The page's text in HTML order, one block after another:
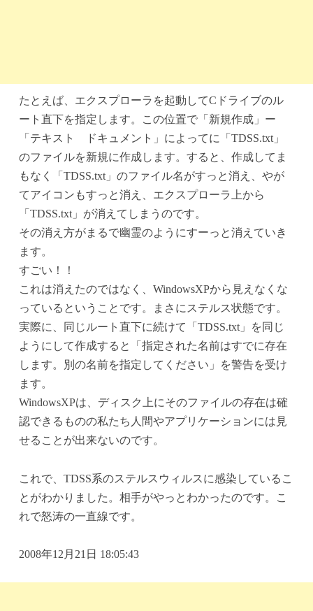
たとえば、エクスプローラを起動してCドライブのル
ート直下を指定します。この位置で「新規作成」ー
「テキスト ドキュメント」によってに「TDSS.txt」
のファイルを新規に作成します。すると、作成してま
もなく「TDSS.txt」のファイル名がすっと消え、やが
てアイコンもすっと消え、エクスプローラ上から
「TDSS.txt」が消えてしまうのです。
その消え方がまるで幽霊のようにすーっと消えていき
ます。
すごい！！
これは消えたのではなく、WindowsXPから見えなくな
っているということです。まさにステルス状態です。
実際に、同じルート直下に続けて「TDSS.txt」を同じ
ようにして作成すると「指定された名前はすでに存在
します。別の名前を指定してください」を警告を受け
ます。
WindowsXPは、ディスク上にそのファイルの存在は確
認できるものの私たち人間やアプリケーションには見
せることが出来ないのです。
これで、TDSS系のステルスウィルスに感染しているこ
とがわかりました。相手がやっとわかったのです。こ
れで怒涛の一直線です。
2008年12月21日 18:05:43